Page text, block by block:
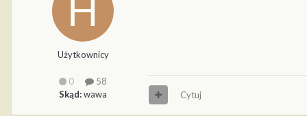
Użytkownicy
0
58
Skąd:wawa Cytuj